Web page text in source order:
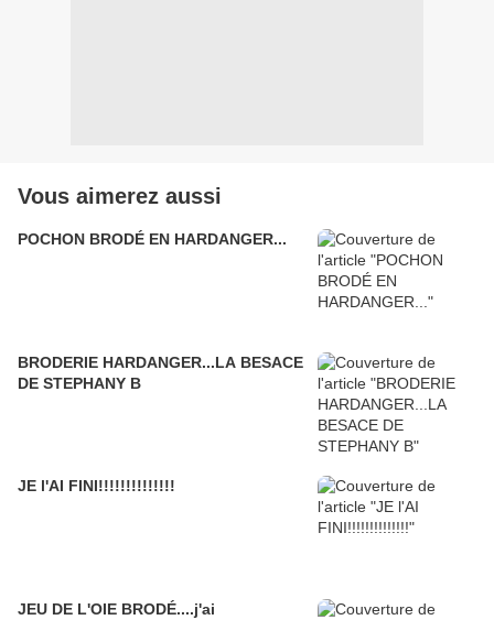
Vous aimerez aussi
POCHON BRODÉ EN HARDANGER...
BRODERIE HARDANGER...LA BESACE
DE STEPHANY B
JE l'AI FINI!!!!!!!!!!!!!!
JEU DE L'OIE BRODÉ....j'ai